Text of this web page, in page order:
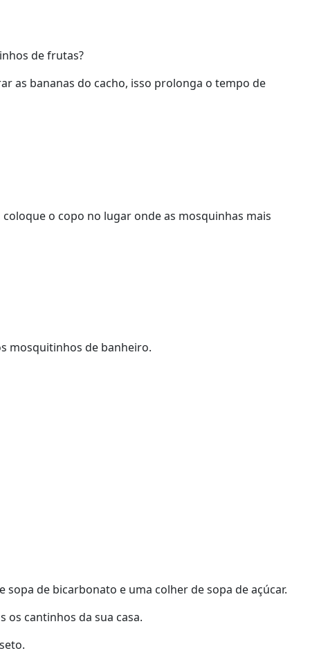
de frutas?
as bananas do cacho, isso prolonga o tempo de
o copo no lugar onde as mosquinhas mais
mosquitinhos de banheiro.
de bicarbonato e uma colher de sopa de açúcar.
cantinhos da sua casa.